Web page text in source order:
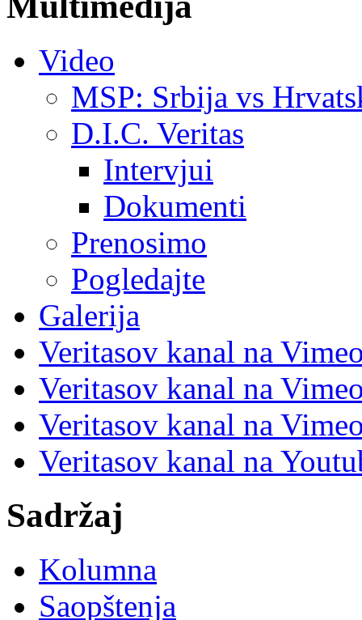
Video
MSP: Srbija vs
D.I.C. Veritas
Intervjui
Dokumenti
Prenosimo
Pogledajte
Galerija
Veritasov kanal na
Veritasov kanal na
Veritasov kanal na
Veritasov kanal na
Sadržaj
Kolumna
Saopštenja